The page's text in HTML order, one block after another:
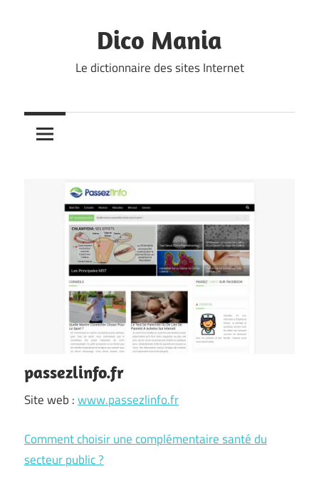
Dico Mania
Le dictionnaire des sites Internet
passezlinfo.fr
Site web :www.passezlinfo.fr
Comment choisir une complémentaire santé du
secteur public ?